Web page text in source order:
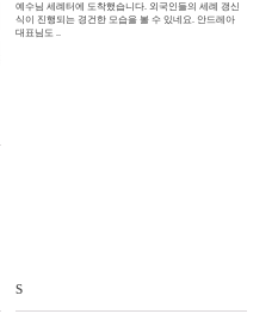
예수님 세례터에 도착했습니다. 외국인들의 세례 갱신
식이 진행되는 경건한 모습을 볼 수 있네요. 안드레아
대표님도 ..
s